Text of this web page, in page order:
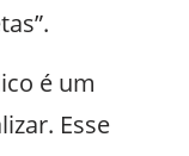
é um
Esse